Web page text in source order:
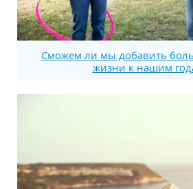
Сможем ли мы добавить
жизни к нашим